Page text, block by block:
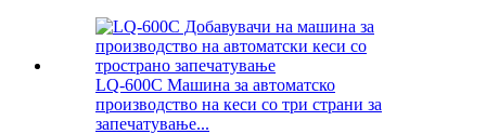
LQ-600C Машина за автоматско
производство на кеси со три страни за
запечатување...